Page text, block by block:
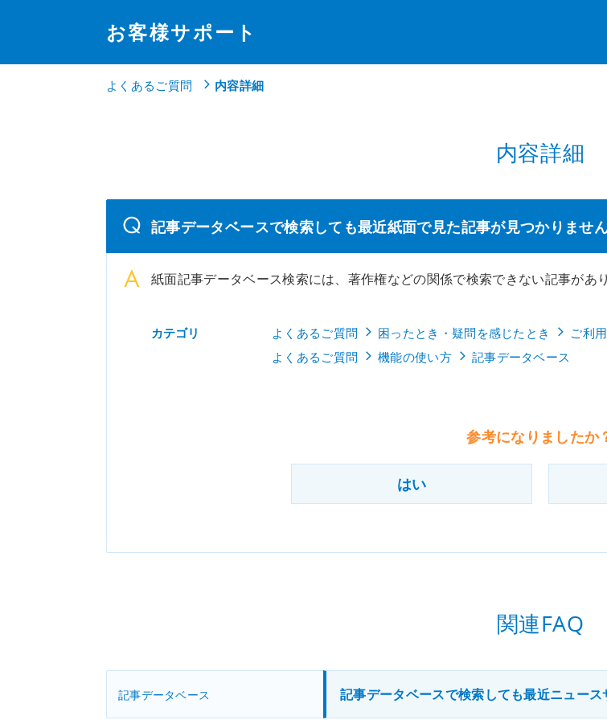
お客様サポート
よくあるご質問 内容詳細
内容詳細
記事データベースで検索しても最近紙面で見た記事が見つかりません
紙面記事データベース検索には、著作権などの関係で検索できない記事があり
カテゴリ よくあるご質問 困ったとき・疑問を感じたとき
ご利
よくあるご質問
機能の使い方 記事データベース
参考になりましたか
はい
関連FAQ
記事データベース 記事データベースで検索しても最近ニュース